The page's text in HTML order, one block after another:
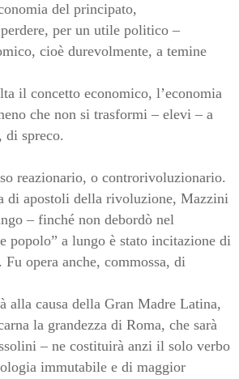
del principato,
per un utile politico –
cioè durevolmente, a temine
il concetto economico, l’economia
che non si trasformi – elevi – a
di spreco.
reazionario, o controrivoluzionario.
di apostoli della rivoluzione, Mazzini
– finché non debordò nel
popolo” a lungo è stato incitazione di
opera anche, commossa, di
alla causa della Gran Madre Latina,
la grandezza di Roma, che sarà
– ne costituirà anzi il solo verbo
immutabile e di maggior